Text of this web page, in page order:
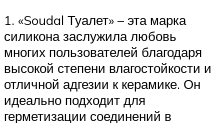
1. «Soudal Туалет» – эта марка
силикона заслужила любовь
многих пользователей благодаря
высокой степени влагостойкости и
отличной адгезии к керамике. Он
идеально подходит для
герметизации соединений в